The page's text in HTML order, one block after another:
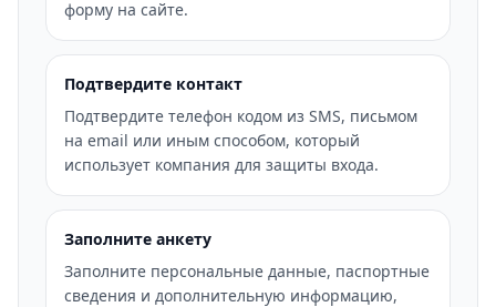
форму на сайте.
Подтвердите контакт
Подтвердите телефон кодом из SMS, письмом
на email или иным способом, который
использует компания для защиты входа.
Заполните анкету
Заполните персональные данные, паспортные
сведения и дополнительную информацию,